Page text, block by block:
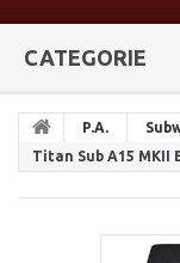
CATEGORIE
P.A.
Titan Sub A15 MKII